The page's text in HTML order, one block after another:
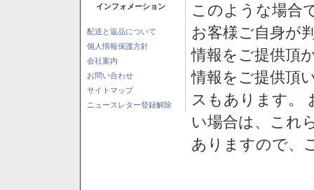
インフォメーション
配送と返品について
個人情報保護方針
会社案内
お問い合わせ
サイトマップ
ニュースレター登録解除
このような場合
お客様ご自身が
情報をご提供頂
情報をご提供頂
スもあります。
い場合は、これ
ありますので、